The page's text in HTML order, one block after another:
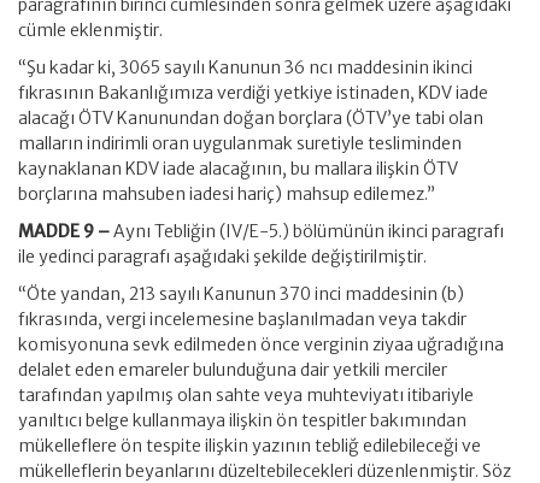
paragrafının birinci cümlesinden sonra gelmek üzere aşağıdaki
cümle eklenmiştir.
“Şu kadar ki, 3065 sayılı Kanunun 36 ncı maddesinin ikinci
fıkrasının Bakanlığımıza verdiği yetkiye istinaden, KDV iade
alacağı ÖTV Kanunundan doğan borçlara (ÖTV’ye tabi olan
malların indirimli oran uygulanmak suretiyle tesliminden
kaynaklanan KDV iade alacağının, bu mallara ilişkin ÖTV
borçlarına mahsuben iadesi hariç) mahsup edilemez.”
MADDE 9 –Aynı Tebliğin (IV/E-5.) bölümünün ikinci paragrafı
ile yedinci paragrafı aşağıdaki şekilde değiştirilmiştir.
“Öte yandan, 213 sayılı Kanunun 370 inci maddesinin (b)
fıkrasında, vergi incelemesine başlanılmadan veya takdir
komisyonuna sevk edilmeden önce verginin ziyaa uğradığına
delalet eden emareler bulunduğuna dair yetkili merciler
tarafından yapılmış olan sahte veya muhteviyatı itibariyle
yanıltıcı belge kullanmaya ilişkin ön tespitler bakımından
mükelleflere ön tespite ilişkin yazının tebliğ edilebileceği ve
mükelleflerin beyanlarını düzeltebilecekleri düzenlenmiştir. Söz